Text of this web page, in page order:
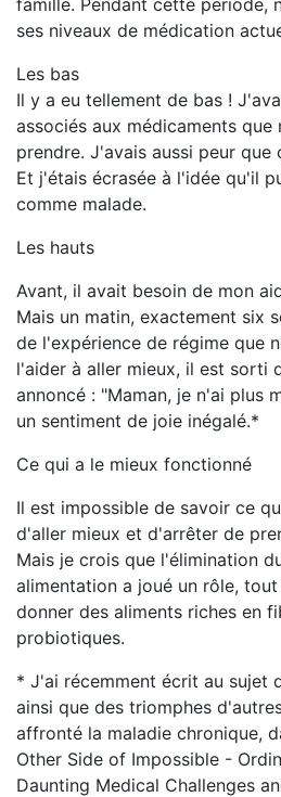
famille. Pendant cette période,
ses niveaux de médication
Les bas
Il y a eu tellement de bas !
associés aux médicaments que
prendre. J'avais aussi peur que
Et j'étais écrasée à l'idée qu'il
comme malade.
Les hauts
Avant, il avait besoin de mon
Mais un matin, exactement six
de l'expérience de régime que
l'aider à aller mieux, il est sorti
annoncé : "Maman, je n'ai plus
un sentiment de joie inégalé.*
Ce qui a le mieux fonctionné
Il est impossible de savoir ce
d'aller mieux et d'arrêter de
Mais je crois que l'élimination
alimentation a joué un rôle,
donner des aliments riches en
probiotiques.
* J'ai récemment écrit au sujet
ainsi que des triomphes
affronté la maladie chronique,
Other Side of Impossible -
Daunting Medical Challenges